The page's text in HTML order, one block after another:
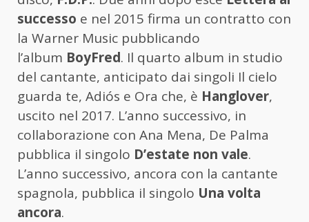
successo e nel 2015 firma un contratto con
la Warner Music pubblicando
l’album BoyFred. Il quarto album in studio
del cantante, anticipato dai singoli Il cielo
guarda te, Adiós e Ora che, è Hanglover,
uscito nel 2017. L’anno successivo, in
collaborazione con Ana Mena, De Palma
pubblica il singolo D’estate non vale.
L’anno successivo, ancora con la cantante
spagnola, pubblica il singolo Una volta
ancora.